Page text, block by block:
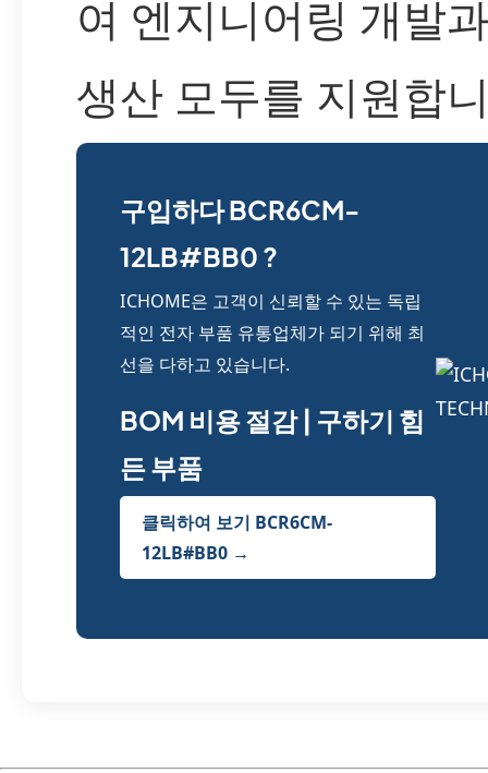
여 엔지니어링 개발
생산 모두를 지원합
구입하다 BCR6CM-
12LB#BB0 ?
ICHOME은 고객이 신뢰할 수 있는 독립
적인 전자 부품 유통업체가 되기 위해 최
선을 다하고 있습니다.
BOM 비용 절감 | 구하기 힘
든 부품
클릭하여 보기 BCR6CM-
12LB#BB0 →